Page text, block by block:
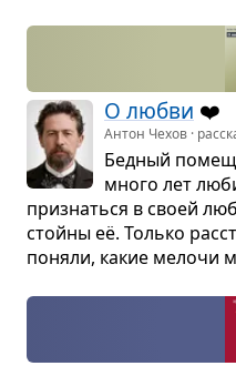
О любви ❤️
Антон Чехов ·
Бед­ный
много лет
при­знаться в своей
стойны её. Только
поняли, какие мелочи